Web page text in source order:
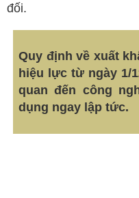
đối.
Quy định về xuất
hiệu lực từ ngày 1/
quan đến công
dụng ngay lập tức.